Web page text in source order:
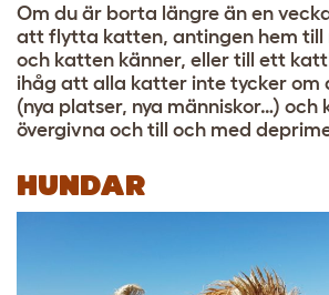
Om du är borta längre än en
att flytta katten, antingen hem till
och katten känner, eller till ett
ihåg att alla katter inte tycker
(nya platser, nya människor…) och
övergivna och till och med
HUNDAR